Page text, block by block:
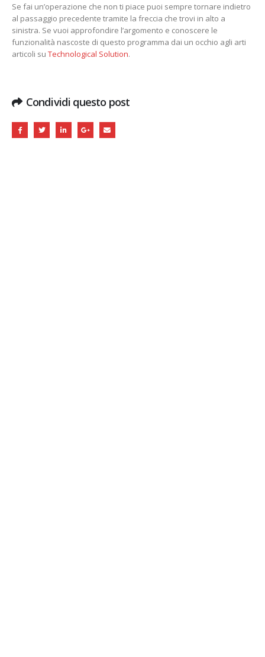
Se fai un’operazione che non ti piace puoi sempre tornare indietro
al passaggio precedente tramite la freccia che trovi in alto a
sinistra. Se vuoi approfondire l’argomento e conoscere le
funzionalità nascoste di questo programma dai un occhio agli arti
articoli su Technological Solution.
Condividi questo post